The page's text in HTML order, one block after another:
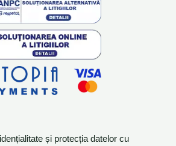
și protecția datelor cu